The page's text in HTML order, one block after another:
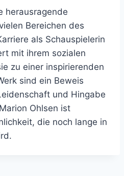
herausragende
Bereichen des
als Schauspielerin
mit ihrem sozialen
zu einer inspirierenden
sind ein Beweis
und Hingabe
Ohlsen ist
die noch lange in